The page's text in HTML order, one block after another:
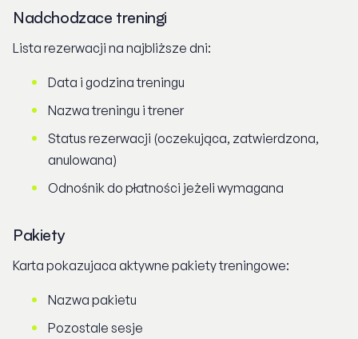
Nadchodzace treningi
Lista rezerwacji na najbliższe dni:
Data i godzina treningu
Nazwa treningu i trener
Status rezerwacji (oczekująca, zatwierdzona,
anulowana)
Odnośnik do płatności jeżeli wymagana
Pakiety
Karta pokazujaca aktywne pakiety treningowe:
Nazwa pakietu
Pozostale sesje